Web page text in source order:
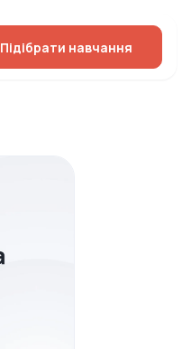
Підібрати навчання